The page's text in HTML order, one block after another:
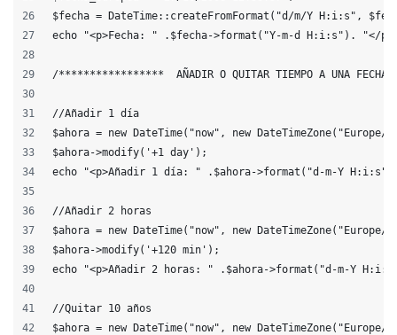
$fecha = DateTime::createFromFormat("d/m/Y H:i:s",
echo "<p>Fecha: " .$fecha->format("Y-m-d H:i:s"). "</
/*****************  AÑADIR O QUITAR TIEMPO A UNA
//Añadir 1 día
$ahora = new DateTime("now", new
$ahora->modify('+1 day');
echo "<p>Añadir 1 día: " .$ahora->format("d-m-Y
//Añadir 2 horas
$ahora = new DateTime("now", new
$ahora->modify('+120 min');
echo "<p>Añadir 2 horas: " .$ahora->format("d-m-Y
//Quitar 10 años
$ahora = new DateTime("now", new